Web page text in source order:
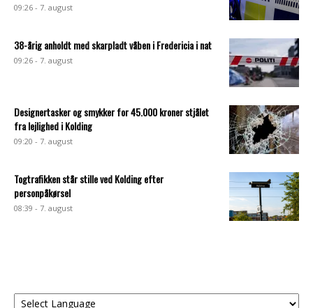
09:26 - 7. august
38-årig anholdt med skarpladt våben i Fredericia i nat
09:26 - 7. august
Designertasker og smykker for 45.000 kroner stjålet
fra lejlighed i Kolding
09:20 - 7. august
Togtrafikken står stille ved Kolding efter
personpåkørsel
08:39 - 7. august